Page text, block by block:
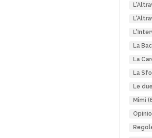
La
La
La
Le
Mimì